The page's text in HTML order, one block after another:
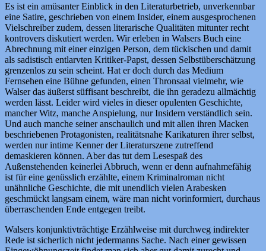
Es ist ein amüsanter Einblick in den Literaturbetrieb, unverkennbar
eine Satire, geschrieben von einem Insider, einem ausgesprochenen
Vielschreiber zudem, dessen literarische Qualitäten mitunter recht
kontrovers diskutiert werden. Wir erleben in Walsers Buch eine
Abrechnung mit einer einzigen Person, dem tückischen und damit
als sadistisch entlarvten Kritiker-Papst, dessen Selbstüberschätzung
grenzenlos zu sein scheint. Hat er doch durch das Medium
Fernsehen eine Bühne gefunden, einen Thronsaal vielmehr, wie
Walser das äußerst süffisant beschreibt, die ihn geradezu allmächtig
werden lässt. Leider wird vieles in dieser opulenten Geschichte,
mancher Witz, manche Anspielung, nur Insidern verständlich sein.
Und auch manche seiner anschaulich und mit allen ihren Macken
beschriebenen Protagonisten, realitätsnahe Karikaturen ihrer selbst,
werden nur intime Kenner der Literaturszene zutreffend
demaskieren können. Aber das tut dem Lesespaß des
Außenstehenden keinerlei Abbruch, wenn er denn aufnahmefähig
ist für eine genüsslich erzählte, einem Kriminalroman nicht
unähnliche Geschichte, die mit unendlich vielen Arabesken
geschmückt langsam einem, wäre man nicht vorinformiert, durchaus
überraschenden Ende entgegen treibt.
Walsers konjunktivträchtige Erzählweise mit durchweg indirekter
Rede ist sicherlich nicht jedermanns Sache. Nach einer gewissen